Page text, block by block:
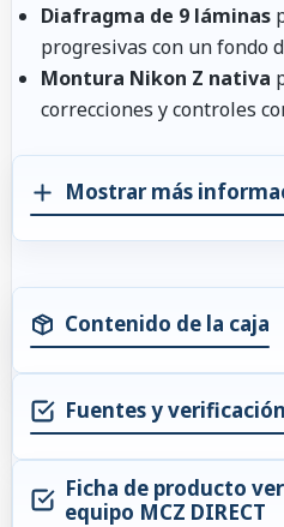
Diafragma de 9 láminas
progresivas con un fondo
Montura Nikon Z nativa
correcciones y controles
Mostrar más
Contenido de la caja
Fuentes y verificación
Ficha de producto
equipo MCZ DIRECT